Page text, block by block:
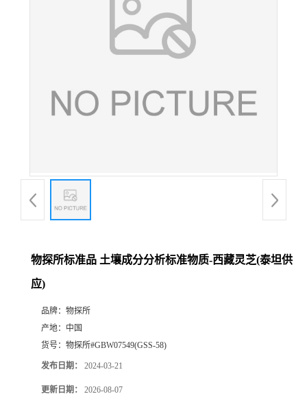
物探所标准品 土壤成分分析标准物质-西藏灵芝(泰坦供
应)
品牌： 物探所
产地： 中国
货号： 物探所#GBW07549(GSS-58)
发布日期： 2024-03-21
更新日期： 2026-08-07